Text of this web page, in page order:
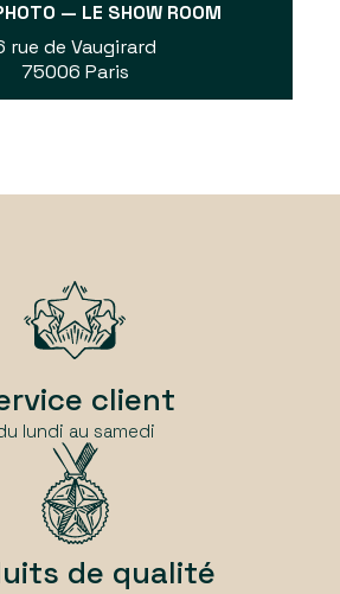
— LE SHOW ROOM
rue de Vaugirard
75006 Paris
client
lundi au samedi
de qualité